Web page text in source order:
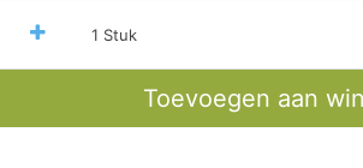
1 Stuk
Toevoegen aan